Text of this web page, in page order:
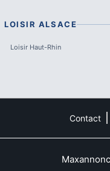
LOISIR ALSACE
Loisir Haut-Rhin
Contact